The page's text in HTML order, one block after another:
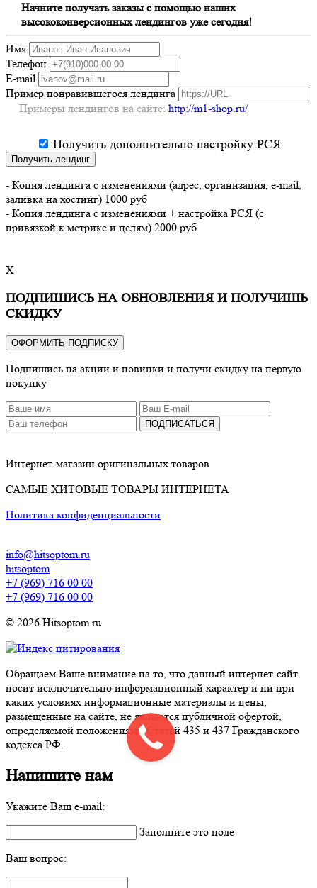
Начните получать заказы с помощью наших
высококонверсионных лендингов уже сегодня!
Имя
Телефон
E-mail
Пример понравившегося лендинга
Примеры лендингов на сайте: http://m1-shop.ru/
Получить дополнительно настройку РСЯ
Получить лендинг
- Копия лендинга с изменениями (адрес, организация, e-mail,
заливка на хостинг) 1000 руб
- Копия лендинга с изменениями + настройка РСЯ (с
привязкой к метрике и целям) 2000 руб
X
ПОДПИШИСЬ НА ОБНОВЛЕНИЯ И ПОЛУЧИШЬ
СКИДКУ
ОФОРМИТЬ ПОДПИСКУ
Подпишись на акции и новинки и получи скидку на первую
покупку
ПОДПИСАТЬСЯ
Интернет-магазин оригинальных товаров
САМЫЕ ХИТОВЫЕ ТОВАРЫ ИНТЕРНЕТА
Политика конфиденциальности
info@hitsoptom.ru
hitsoptom
+7 (969) 716 00 00
+7 (969) 716 00 00
© 2026 Hitsoptom.ru
Обращаем Ваше внимание на то, что данный интернет-сайт
носит исключительно информационный характер и ни при
каких условиях информационные материалы и цены,
размещенные на сайте, не являются публичной офертой,
определяемой положениями Статей 435 и 437 Гражданского
кодекса РФ.
Напишите нам
Укажите Ваш e-mail:
Заполните это поле
Ваш вопрос: